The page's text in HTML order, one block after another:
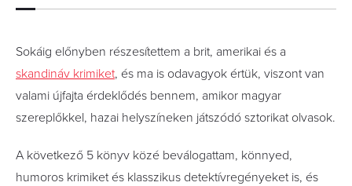
Sokáig előnyben részesítettem a brit, amerikai és a
skandináv krimiket, és ma is odavagyok értük, viszont van
valami újfajta érdeklődés bennem, amikor magyar
szereplőkkel, hazai helyszíneken játszódó sztorikat olvasok.
A következő 5 könyv közé beválogattam, könnyed,
humoros krimiket és klasszikus detektívregényeket is, és